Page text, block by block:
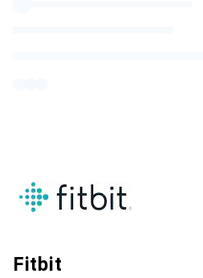
Fitbit